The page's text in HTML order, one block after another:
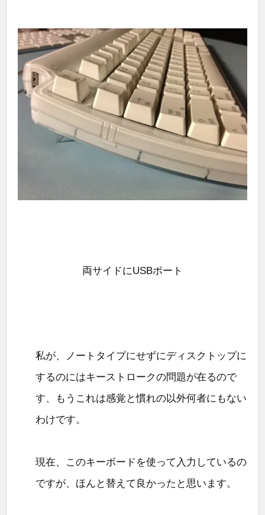
両サイドにUSBポート
私が、ノートタイプにせずにディスクトップに
するのにはキーストロークの問題が在るので
す、もうこれは感覚と慣れの以外何者にもない
わけです。
現在、このキーボードを使って入力しているの
ですが、ほんと替えて良かったと思います。